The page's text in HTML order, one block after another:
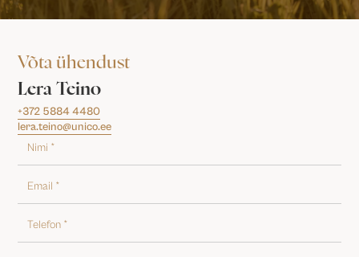
Võta ühendust
Lera Teino
+372 5884 4480
lera.teino@unico.ee